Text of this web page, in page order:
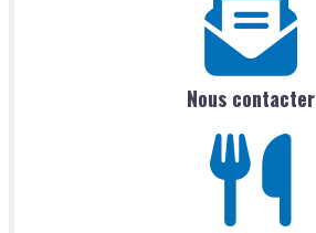
Nous contacter